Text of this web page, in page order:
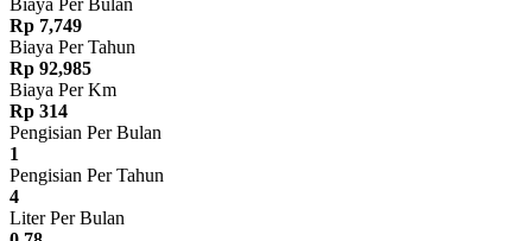
Rp 7,749
Biaya Per Tahun
Rp 92,985
Biaya Per Km
Rp 314
Pengisian Per Bulan
1
Pengisian Per Tahun
4
Liter Per Bulan